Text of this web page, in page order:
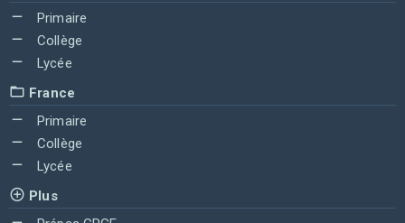
Primaire
Collège
Lycée
France
Primaire
Collège
Lycée
Plus